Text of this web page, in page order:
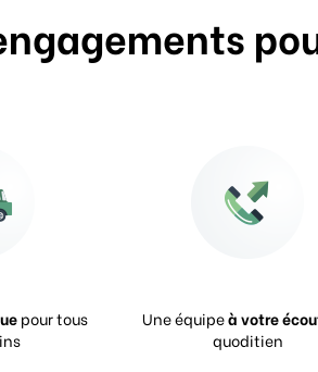
pour tous
Une équipeà votre
quoditien